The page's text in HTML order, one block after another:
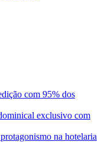
com 95% dos
exclusivo com
na hotelaria